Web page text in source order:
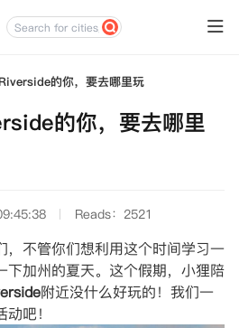
的你，要去哪里玩
的你，要去哪里
Reads：2521
，不管你们想利用这个时间学习一
下加州的夏天。这个假期，小狸陪
附近没什么好玩的！我们一
吧！